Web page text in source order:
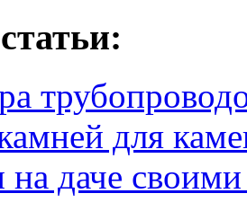
для
на даче